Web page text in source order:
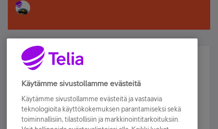
Älä jää paitsi – osallistu ja voita!
Tilaa Telian uutiskirje ja olet mukana arvonnassa.
sähköpostiisi.
Käytämme sivustollamme evästeitä
Käytämme sivustollamme evästeitä ja vastaavia
teknologioita käyttökokemuksen parantamiseksi sekä
toiminnallisiin, tilastollisiin ja markkinointitarkoituksiin.